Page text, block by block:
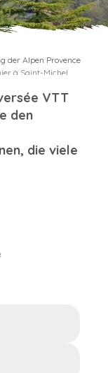
der Alpen Provence
à Saint-Michel
VTT
den
die viele